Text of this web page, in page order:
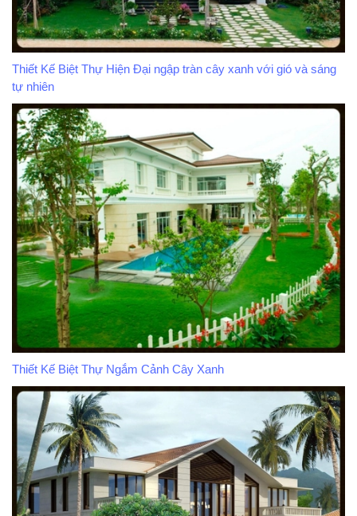
Thiết Kế Biệt Thự Hiện Đại ngập tràn cây xanh với gió và sáng
tự nhiên
Thiết Kế Biệt Thự Ngắm Cảnh Cây Xanh